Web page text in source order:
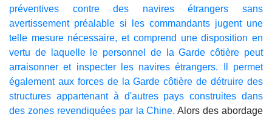
préventives contre des navires étrangers sans
avertissement préalable si les commandants jugent une
telle mesure nécessaire, et comprend une disposition en
vertu de laquelle le personnel de la Garde côtière peut
arraisonner et inspecter les navires étrangers. Il permet
également aux forces de la Garde côtière de détruire des
structures appartenant à d'autres pays construites dans
des zones revendiquées par la Chine.Alors des abordage